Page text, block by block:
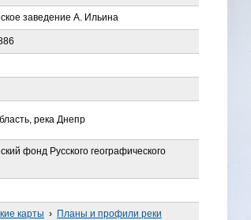
заведение А. Ильина
река Днепр
фонд Русского географического
карты › Планы и профили реки